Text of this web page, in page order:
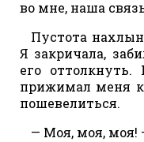
во мне, наша
Пустота
Я закричала,
его
прижимал меня к
пошевелиться.
— Моя, моя, моя!